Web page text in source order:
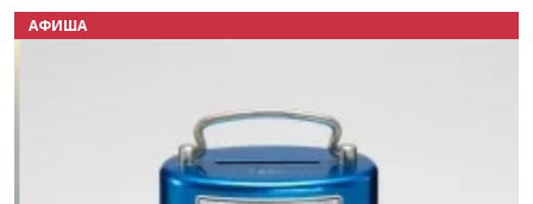
АФИША